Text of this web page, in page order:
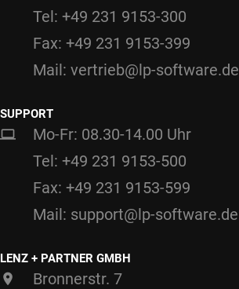
Tel: +49 231 9153-300
Fax: +49 231 9153-399
Mail: vertrieb@lp-software.de
SUPPORT
Mo-Fr: 08.30-14.00 Uhr
Tel: +49 231 9153-500
Fax: +49 231 9153-599
Mail: support@lp-software.de
LENZ + PARTNER GMBH
Bronnerstr. 7